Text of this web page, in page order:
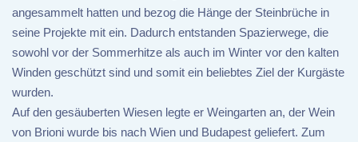
angesammelt hatten und bezog die Hänge der Steinbrüche in
seine Projekte mit ein. Dadurch entstanden Spazierwege, die
sowohl vor der Sommerhitze als auch im Winter vor den kalten
Winden geschützt sind und somit ein beliebtes Ziel der Kurgäste
wurden.
Auf den gesäuberten Wiesen legte er Weingarten an, der Wein
von Brioni wurde bis nach Wien und Budapest geliefert. Zum